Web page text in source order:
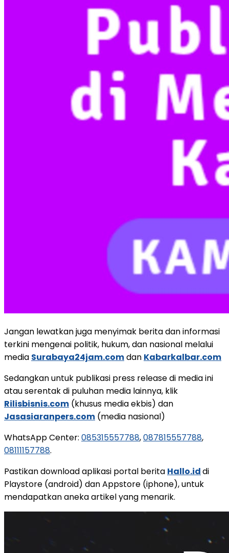
Jangan lewatkan juga menyimak berita dan informasi
terkini mengenai politik, hukum, dan nasional melalui
media Surabaya24jam.comdan Kabarkalbar.com
Sedangkan untuk publikasi press release di media ini
atau serentak di puluhan media lainnya, klik
Rilisbisnis.com (khusus media ekbis) dan
Jasasiaranpers.com (media nasional)
WhatsApp Center: 085315557788,087815557788,
08111157788.
Pastikan download aplikasi portal berita Hallo.iddi
Playstore (android) dan Appstore (iphone), untuk
mendapatkan aneka artikel yang menarik.